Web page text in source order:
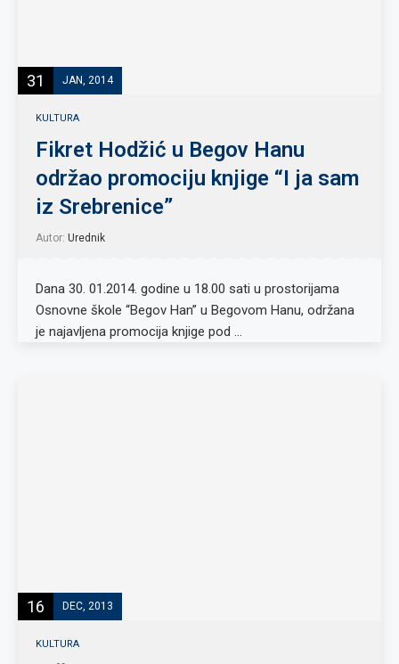
31 JAN, 2014
KULTURA
Fikret Hodžić u Begov Hanu
održao promociju knjige “I ja sam
iz Srebrenice”
Autor: Urednik
Dana 30. 01.2014. godine u 18.00 sati u prostorijama
Osnovne škole “Begov Han” u Begovom Hanu, održana
je najavljena promocija knjige pod …
16 DEC, 2013
KULTURA